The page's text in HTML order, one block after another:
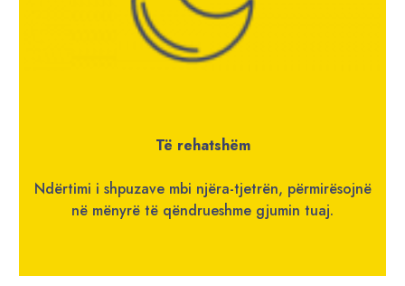
Të rehatshëm
Ndërtimi i shpuzave mbi njëra-tjetrën, përmirësojnë
në mënyrë të qëndrueshme gjumin tuaj.